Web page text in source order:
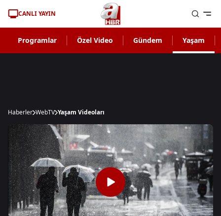
CANLI YAYIN
Programlar Özel Video Gündem Yaşam
Haberler WebTV Yaşam Videoları